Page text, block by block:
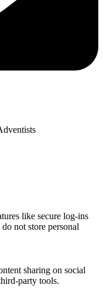
like secure log-ins
not store personal
sharing on social
party tools.